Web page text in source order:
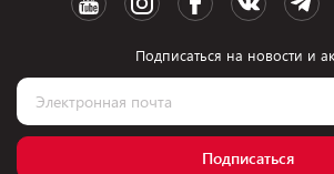
Подписаться на новости и
Подписаться